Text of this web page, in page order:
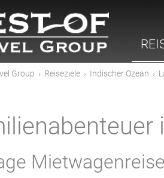
Group › Reiseziele › Indischer Ozean ›